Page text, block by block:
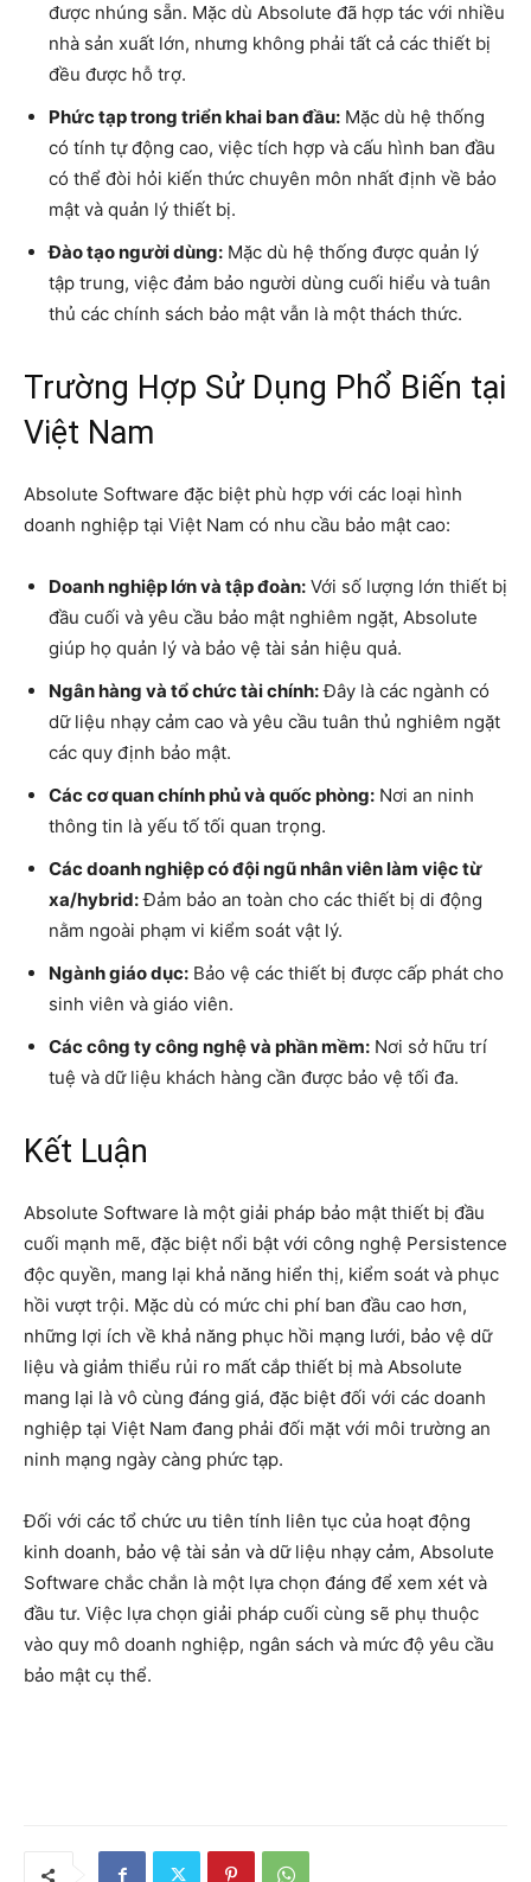
được nhúng sẵn. Mặc dù Absolute đã hợp tác với nhiều
nhà sản xuất lớn, nhưng không phải tất cả các thiết bị
đều được hỗ trợ.
Phức tạp trong triển khai ban đầu: Mặc dù hệ thống
có tính tự động cao, việc tích hợp và cấu hình ban đầu
có thể đòi hỏi kiến thức chuyên môn nhất định về bảo
mật và quản lý thiết bị.
Đào tạo người dùng: Mặc dù hệ thống được quản lý
tập trung, việc đảm bảo người dùng cuối hiểu và tuân
thủ các chính sách bảo mật vẫn là một thách thức.
Trường Hợp Sử Dụng Phổ Biến tại
Việt Nam
Absolute Software đặc biệt phù hợp với các loại hình
doanh nghiệp tại Việt Nam có nhu cầu bảo mật cao:
Doanh nghiệp lớn và tập đoàn: Với số lượng lớn thiết bị
đầu cuối và yêu cầu bảo mật nghiêm ngặt, Absolute
giúp họ quản lý và bảo vệ tài sản hiệu quả.
Ngân hàng và tổ chức tài chính:Đây là các ngành có
dữ liệu nhạy cảm cao và yêu cầu tuân thủ nghiêm ngặt
các quy định bảo mật.
Các cơ quan chính phủ và quốc phòng: Nơi an ninh
thông tin là yếu tố tối quan trọng.
Các doanh nghiệp có đội ngũ nhân viên làm việc từ
xa/hybrid:Đảm bảo an toàn cho các thiết bị di động
nằm ngoài phạm vi kiểm soát vật lý.
Ngành giáo dục: Bảo vệ các thiết bị được cấp phát cho
sinh viên và giáo viên.
Các công ty công nghệ và phần mềm: Nơi sở hữu trí
tuệ và dữ liệu khách hàng cần được bảo vệ tối đa.
Kết Luận
Absolute Software là một giải pháp bảo mật thiết bị đầu
cuối mạnh mẽ, đặc biệt nổi bật với công nghệ Persistence
độc quyền, mang lại khả năng hiển thị, kiểm soát và phục
hồi vượt trội. Mặc dù có mức chi phí ban đầu cao hơn,
những lợi ích về khả năng phục hồi mạng lưới, bảo vệ dữ
liệu và giảm thiểu rủi ro mất cắp thiết bị mà Absolute
mang lại là vô cùng đáng giá, đặc biệt đối với các doanh
nghiệp tại Việt Nam đang phải đối mặt với môi trường an
ninh mạng ngày càng phức tạp.
Đối với các tổ chức ưu tiên tính liên tục của hoạt động
kinh doanh, bảo vệ tài sản và dữ liệu nhạy cảm, Absolute
Software chắc chắn là một lựa chọn đáng để xem xét và
đầu tư. Việc lựa chọn giải pháp cuối cùng sẽ phụ thuộc
vào quy mô doanh nghiệp, ngân sách và mức độ yêu cầu
bảo mật cụ thể.